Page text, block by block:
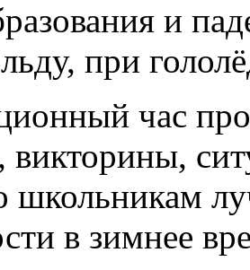
и
при
час
викторины,
школьникам
в зимнее